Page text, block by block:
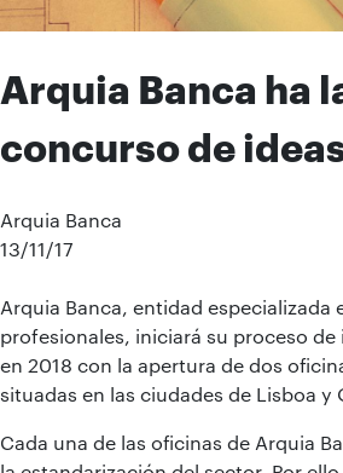
Arquia Banca ha
concurso de
Arquia Banca
13/11/17
Arquia Banca, entidad especializada
profesionales, iniciará su proceso
en 2018 con la apertura de dos
situadas en las ciudades de Lisboa y
Cada una de las oficinas de Arquia